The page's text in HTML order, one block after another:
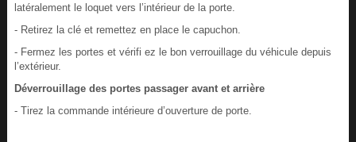
latéralement le loquet vers l’intérieur de la porte.
- Retirez la clé et remettez en place le capuchon.
- Fermez les portes et vérifi ez le bon verrouillage du véhicule depuis
l’extérieur.
Déverrouillage des portes passager avant et arrière
- Tirez la commande intérieure d’ouverture de porte.